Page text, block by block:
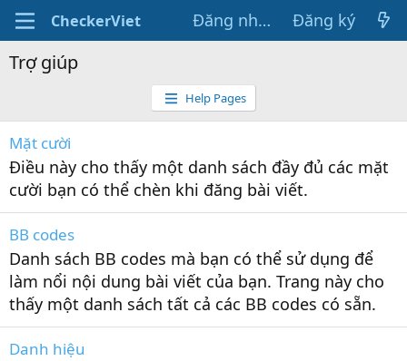
CheckerViet Đăng nhập Đăng ký
Trợ giúp
Help Pages
Mặt cười
Điều này cho thấy một danh sách đầy đủ các mặt
cười bạn có thể chèn khi đăng bài viết.
BB codes
Danh sách BB codes mà bạn có thể sử dụng để
làm nổi nội dung bài viết của bạn. Trang này cho
thấy một danh sách tất cả các BB codes có sẵn.
Danh hiệu